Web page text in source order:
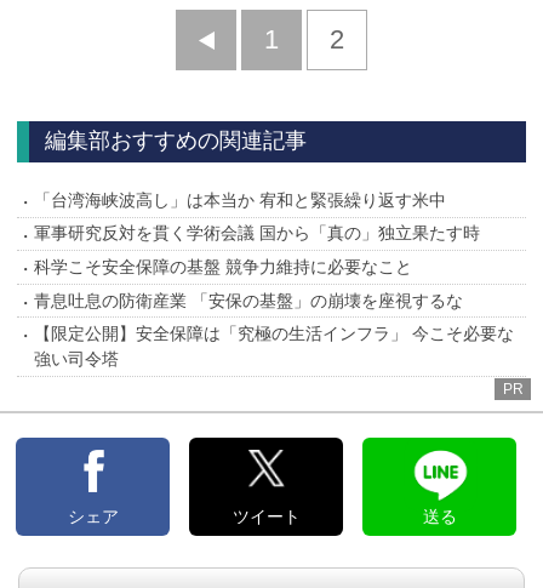
前
1 2
編集部おすすめの関連記事
「台湾海峡波高し」は本当か 宥和と緊張繰り返す米中
軍事研究反対を貫く学術会議 国から「真の」独立果たす時
科学こそ安全保障の基盤 競争力維持に必要なこと
青息吐息の防衛産業 「安保の基盤」の崩壊を座視するな
【限定公開】安全保障は「究極の生活インフラ」 今こそ必要な
強い司令塔
PR
シェア ツイート 送る